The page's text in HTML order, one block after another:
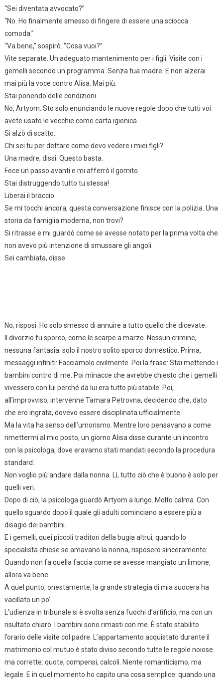
“Sei diventata avvocato?”
“No. Ho finalmente smesso di fingere di essere una sciocca
comoda.”
“Va bene,” sospirò. “Cosa vuoi?”
Vite separate. Un adeguato mantenimento per i figli. Visite con i
gemelli secondo un programma. Senza tua madre. E non alzerai
mai più la voce contro Alisa. Mai più.
Stai ponendo delle condizioni.
No, Artyom. Sto solo enunciando le nuove regole dopo che tutti voi
avete usato le vecchie come carta igienica.
Si alzò di scatto.
Chi sei tu per dettare come devo vedere i miei figli?
Una madre, dissi. Questo basta.
Fece un passo avanti e mi afferrò il gomito.
Stai distruggendo tutto tu stessa!
Liberai il braccio.
Se mi tocchi ancora, questa conversazione finisce con la polizia. Una
storia da famiglia moderna, non trovi?
Si ritrasse e mi guardò come se avesse notato per la prima volta che
non avevo più intenzione di smussare gli angoli.
Sei cambiata, disse.
No, risposi. Ho solo smesso di annuire a tutto quello che dicevate.
Il divorzio fu sporco, come le scarpe a marzo. Nessun crimine,
nessuna fantasia: solo il nostro solito sporco domestico. Prima,
messaggi infiniti: Facciamolo civilmente. Poi la frase: Stai mettendo i
bambini contro di me. Poi minacce che avrebbe chiesto che i gemelli
vivessero con lui perché da lui era tutto più stabile. Poi,
all’improvviso, intervenne Tamara Petrovna, decidendo che, dato
che ero ingrata, dovevo essere disciplinata ufficialmente.
Ma la vita ha senso dell’umorismo. Mentre loro pensavano a come
rimettermi al mio posto, un giorno Alisa disse durante un incontro
con la psicologa, dove eravamo stati mandati secondo la procedura
standard:
Non voglio più andare dalla nonna. Lì, tutto ciò che è buono è solo per
quelli veri.
Dopo di ciò, la psicologa guardò Artyom a lungo. Molto calma. Con
quello sguardo dopo il quale gli adulti cominciano a essere più a
disagio dei bambini.
E i gemelli, quei piccoli traditori della bugia altrui, quando lo
specialista chiese se amavano la nonna, risposero sinceramente:
Quando non fa quella faccia come se avesse mangiato un limone,
allora va bene.
A quel punto, onestamente, la grande strategia di mia suocera ha
vacillato un po’.
L’udienza in tribunale si è svolta senza fuochi d’artificio, ma con un
risultato chiaro. I bambini sono rimasti con me. È stato stabilito
l’orario delle visite col padre. L’appartamento acquistato durante il
matrimonio col mutuo è stato diviso secondo tutte le regole noiose
ma corrette: quote, compensi, calcoli. Niente romanticismo, ma
legale. E in quel momento ho capito una cosa semplice: quando una